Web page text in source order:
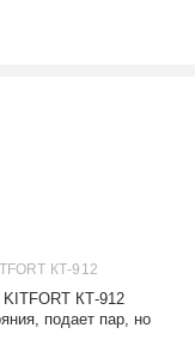
КТ-912
KITFORT КТ-912
подает пар, но